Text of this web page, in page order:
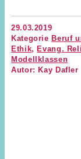
29.03.2019
Kategorie Beruf
Ethik, Evang.
Modellklassen
Autor: Kay Dafler